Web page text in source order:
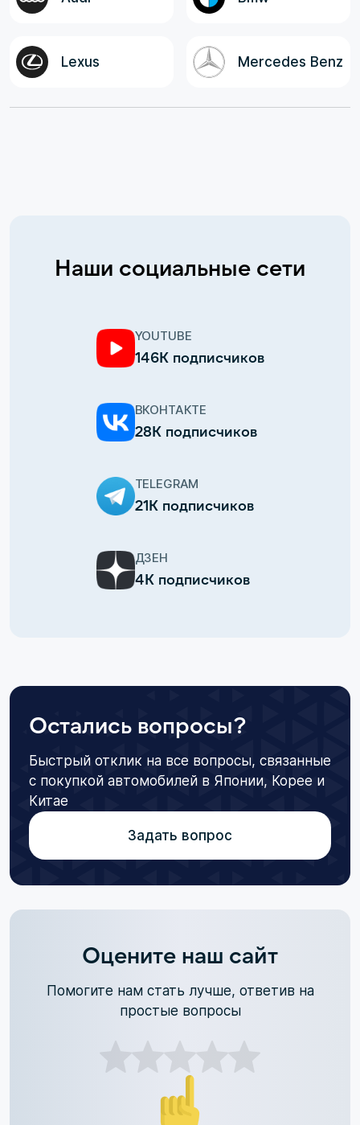
Lexus Mercedes Benz
Наши социальные сети
YOUTUBE
146К подписчиков
ВКОНТАКТЕ
28К подписчиков
TELEGRAM
21К подписчиков
ДЗЕН
4К подписчиков
Остались вопросы?
Быстрый отклик на все вопросы, связанные
с покупкой автомобилей в Японии, Корее и
Китае
Задать вопрос
Оцените наш сайт
Помогите нам стать лучше, ответив на
простые вопросы